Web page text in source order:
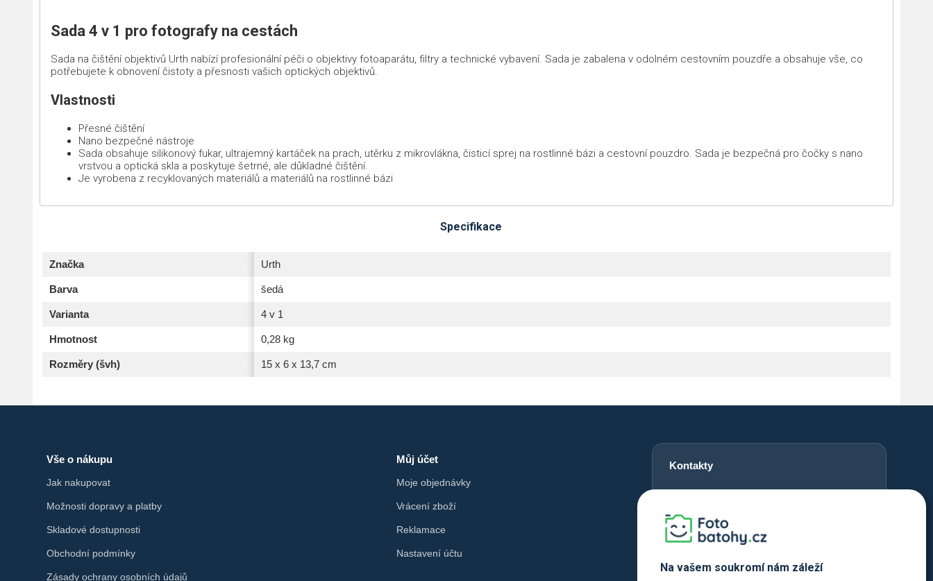
Sada 4 v 1 pro fotografy na cestách
Sada na čištění objektivů Urth nabízí profesionální péči o objektivy fotoaparátu, filtry a technické vybavení. Sada je zabalena v odolném cestovním pouzdře a obsahuje vše, co
potřebujete k obnovení čistoty a přesnosti vašich optických objektivů.
Vlastnosti
Přesné čištění
Nano bezpečné nástroje
Sada obsahuje silikonový fukar, ultrajemný kartáček na prach, utěrku z mikrovlákna, čisticí sprej na rostlinné bázi a cestovní pouzdro. Sada je bezpečná pro čočky s nano
vrstvou a optická skla a poskytuje šetrné, ale důkladné čištění.
Je vyrobena z recyklovaných materiálů a materiálů na rostlinné bázi
Specifikace
Značka Urth
Barva šedá
Varianta 4 v 1
Hmotnost 0,28 kg
Rozměry (švh) 15 x 6 x 13,7 cm
Vše o nákupu
Jak nakupovat
Možnosti dopravy a platby
Skladové dostupnosti
Obchodní podmínky
Zásady ochrany osobních údajů
Můj účet
Moje objednávky
Vrácení zboží
Reklamace
Nastavení účtu
Kontakty
info@fotobatohy.cz
Po - Pá 9:00 - 18:00
Na vašem soukromí nám záleží